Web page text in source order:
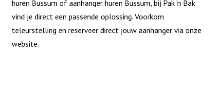
huren Bussum of aanhanger huren Bussum, bij Pak 'n Bak
vind je direct een passende oplossing. Voorkom
teleurstelling en reserveer direct jouw aanhanger via onze
website.